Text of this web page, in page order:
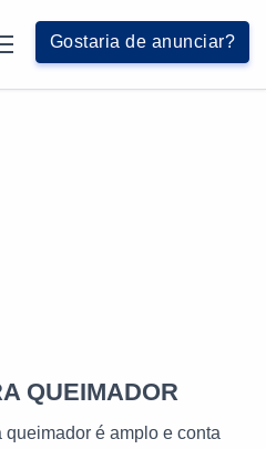
Gostaria de anunciar?
QUEIMADOR
QUEIMADOR
é amplo e conta